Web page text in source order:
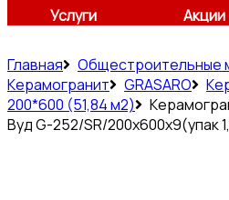
Услуги
Акции
Главная
Общестроительные
Керамогранит
GRASARO
200*600 (51,84 м2)
Вуд G-252/SR/200x600x9(упак